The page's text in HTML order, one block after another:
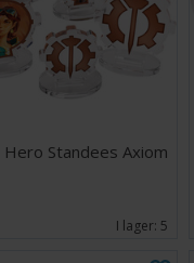
Standees Axiom
I lager: 5